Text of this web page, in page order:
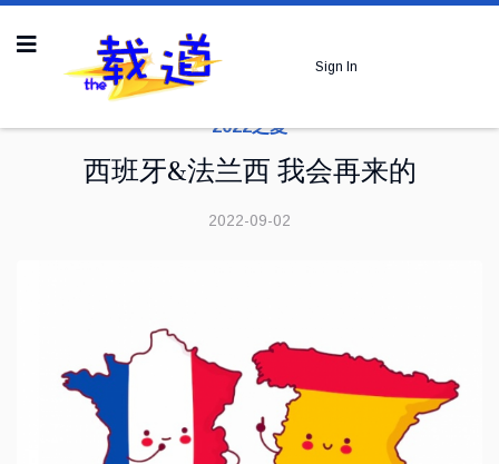
Sign In
2022之夏
西班牙&法兰西 我会再来的
2022-09-02